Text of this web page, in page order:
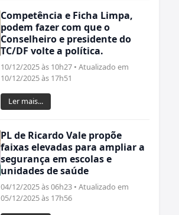
Competência e Ficha Limpa,
podem fazer com que o
Conselheiro e presidente do
TC/DF volte a política.
10/12/2025 às 10h27 • Atualizado em
10/12/2025 às 17h51
Ler mais...
PL de Ricardo Vale propõe
faixas elevadas para ampliar a
segurança em escolas e
unidades de saúde
04/12/2025 às 06h23 • Atualizado em
05/12/2025 às 17h56